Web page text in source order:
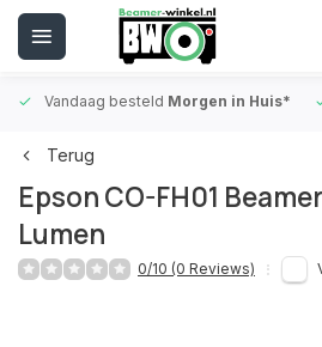
Vandaag besteld Morgen in Huis*
Terug
Epson CO-FH01
Lumen
0/10 (0 Reviews)